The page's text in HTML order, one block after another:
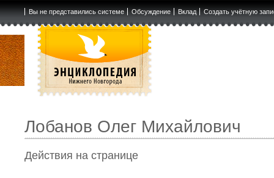
Вы не представились системе Обсуждение Вклад Создать учётную
Лобанов Олег Михайлович
Действия на странице